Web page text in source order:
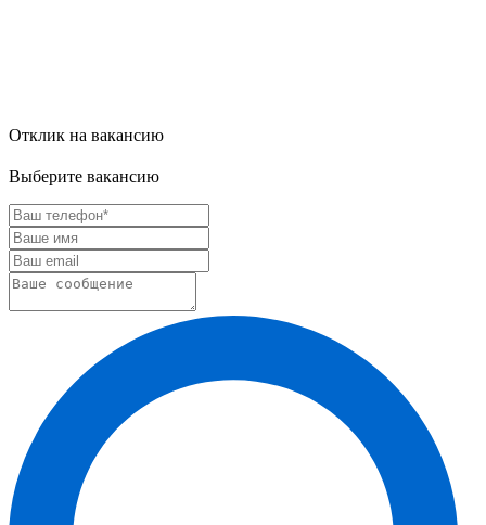
Отклик на вакансию
Выберите вакансию